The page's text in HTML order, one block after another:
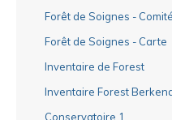
Forêt de Soignes - Comité
Forêt de Soignes - Carte
Inventaire de Forest
Inventaire Forest
Conservatoire 1